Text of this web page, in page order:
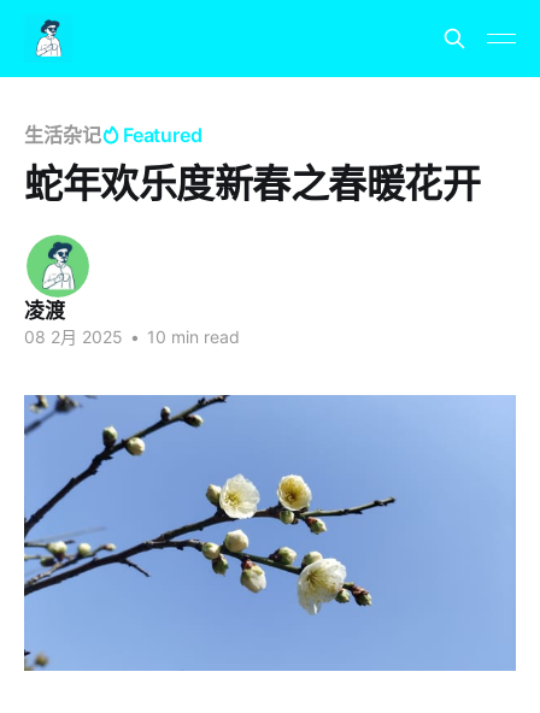
生活杂记 Featured
蛇年欢乐度新春之春暖花开
凌渡
08 2月 2025 • 10 min read